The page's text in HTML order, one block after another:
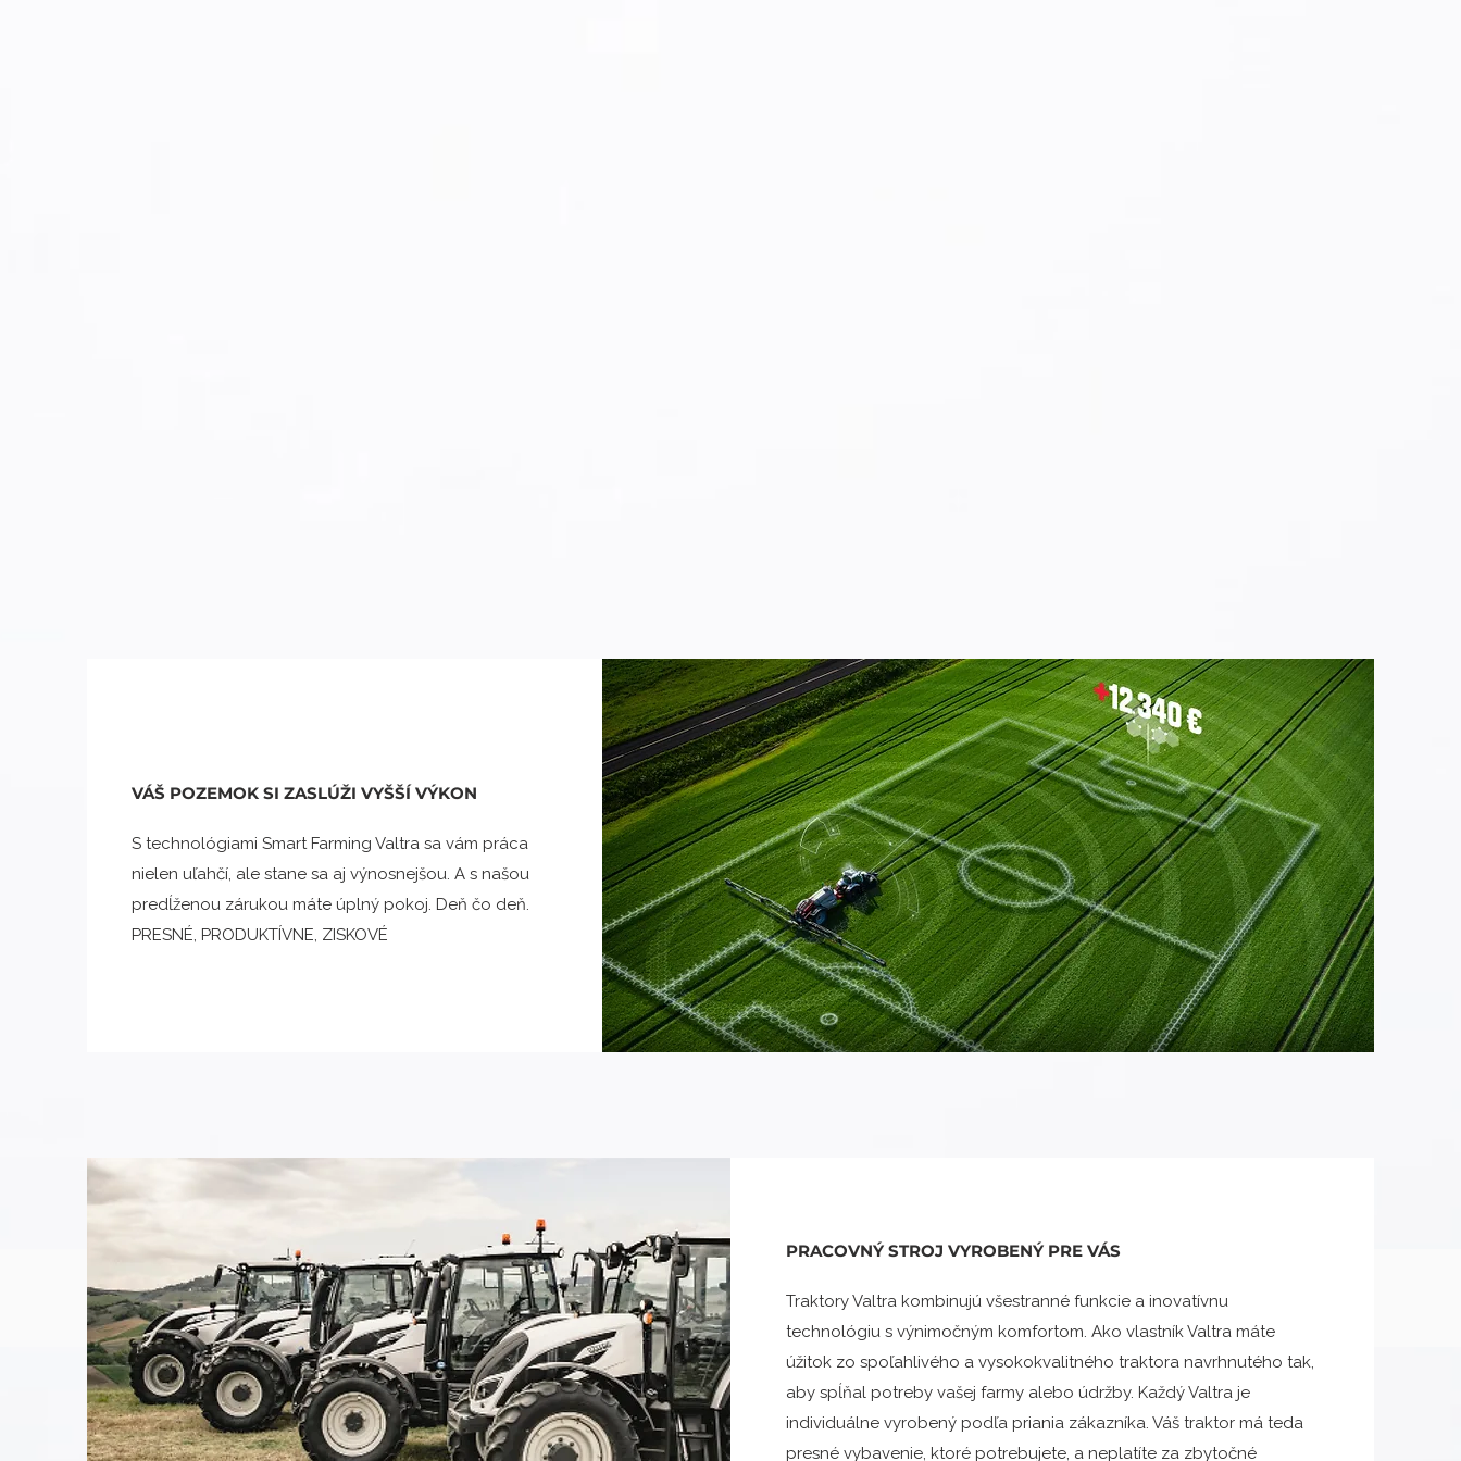
VÁŠ POZEMOK SI ZASLÚŽI VYŠŠÍ VÝKON
S technológiami Smart Farming Valtra sa vám práca
nielen uľahčí, ale stane sa aj výnosnejšou. A s našou
predĺženou zárukou máte úplný pokoj. Deň čo deň.
PRESNÉ, PRODUKTÍVNE, ZISKOVÉ
PRACOVNÝ STROJ VYROBENÝ PRE VÁS
Traktory Valtra kombinujú všestranné funkcie a inovatívnu
technológiu s výnimočným komfortom. Ako vlastník Valtra máte
úžitok zo spoľahlivého a vysokokvalitného traktora navrhnutého tak,
aby spĺňal potreby vašej farmy alebo údržby. Každý Valtra je
individuálne vyrobený podľa priania zákazníka. Váš traktor má teda
presné vybavenie, ktoré potrebujete, a neplatíte za zbytočné